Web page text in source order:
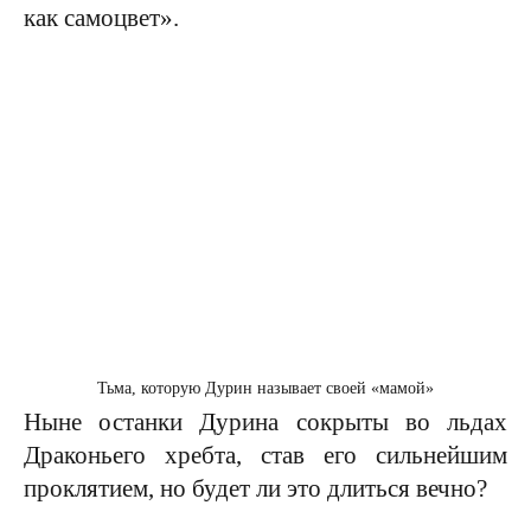
как самоцвет».
Тьма, которую Дурин называет своей «мамой»
Ныне останки Дурина сокрыты во льдах
Драконьего хребта, став его сильнейшим
проклятием, но будет ли это длиться вечно?